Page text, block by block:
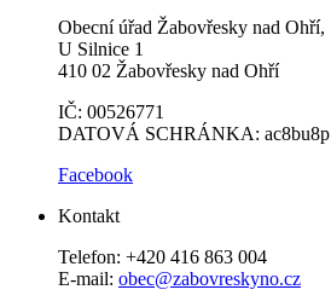
Obecní úřad Žabovřesky nad Ohří,
U Silnice 1
410 02 Žabovřesky nad Ohří
IČ: 00526771
DATOVÁ SCHRÁNKA: ac8bu8p
Facebook
Kontakt
Telefon: +420 416 863 004
E-mail: obec@zabovreskyno.cz